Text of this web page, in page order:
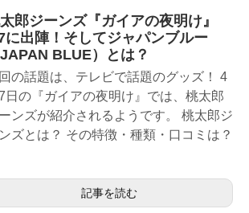
郎ジーンズ『ガイアの夜明け』
に出陣！そしてジャパンブルー
JAPAN BLUE）とは？
の話題は、テレビで話題のグッズ！ 4
日の『ガイアの夜明け』では、桃太郎
ンズが紹介されるようです。 桃太郎ジ
ズとは？ その特徴・種類・口コミは？
記事を読む